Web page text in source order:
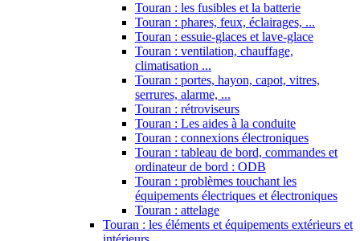
Touran : les fusibles et la batterie
Touran : phares, feux, éclairages, ...
Touran : essuie-glaces et lave-glace
Touran : ventilation, chauffage,
climatisation ...
Touran : portes, hayon, capot, vitres,
serrures, alarme, ...
Touran : rétroviseurs
Touran : Les aides à la conduite
Touran : connexions électroniques
Touran : tableau de bord, commandes et
ordinateur de bord : ODB
Touran : problèmes touchant les
équipements électriques et électroniques
Touran : attelage
Touran : les éléments et équipements extérieurs et